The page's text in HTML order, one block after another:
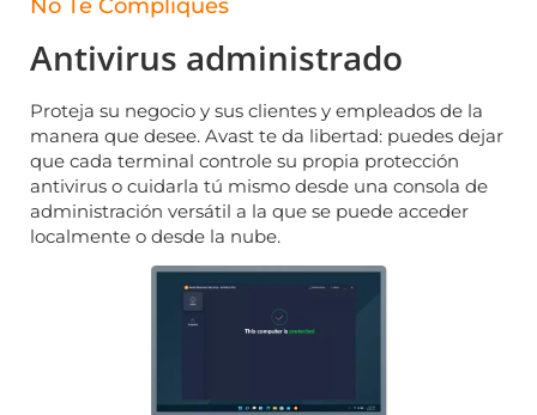
No Te Compliques
Antivirus administrado
Proteja su negocio y sus clientes y empleados de la
manera que desee. Avast te da libertad: puedes dejar
que cada terminal controle su propia protección
antivirus o cuidarla tú mismo desde una consola de
administración versátil a la que se puede acceder
localmente o desde la nube.